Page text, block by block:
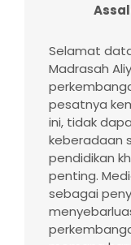
Selamat
Madrasah
pesatnya
ini, tidak
keberadaan
pendidikan
penting.
sebagai